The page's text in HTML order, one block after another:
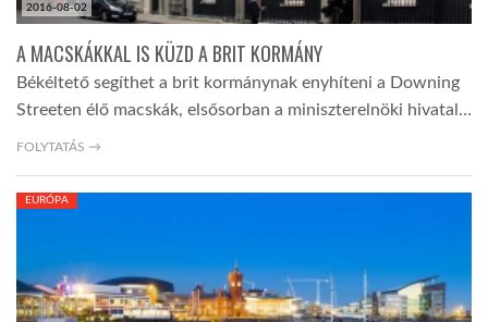
AFRIKA TUDÁSTÁR
A NAP SZÉPE
DOBRAVERO.HU
2016-08-02
A MACSKÁKKAL IS KÜZD A BRIT KORMÁNY
Békéltető segíthet a brit kormánynak enyhíteni a Downing
Streeten élő macskák, elsősorban a miniszterelnöki hivatal…
FOLYTATÁS →
EURÓPA